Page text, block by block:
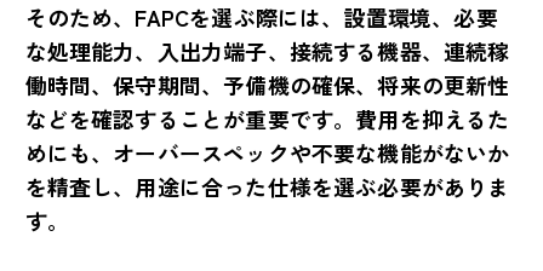
そのため、FAPCを選ぶ際には、設置環境、必要
な処理能力、入出力端子、接続する機器、連続稼
働時間、保守期間、予備機の確保、将来の更新性
などを確認することが重要です。費用を抑えるた
めにも、オーバースペックや不要な機能がないか
を精査し、用途に合った仕様を選ぶ必要がありま
す。